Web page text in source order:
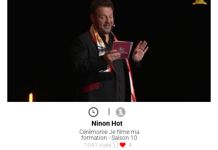
Ninon Hot
Cérémonie Je filme ma
formation - Saison 10
1041 vues
4